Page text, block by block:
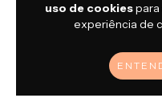
uso de cookiespara
experiência de